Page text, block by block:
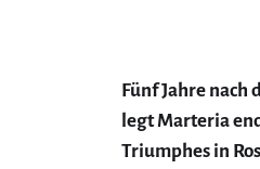
Fünf Jahre nach
legt Marteria
Triumphes in